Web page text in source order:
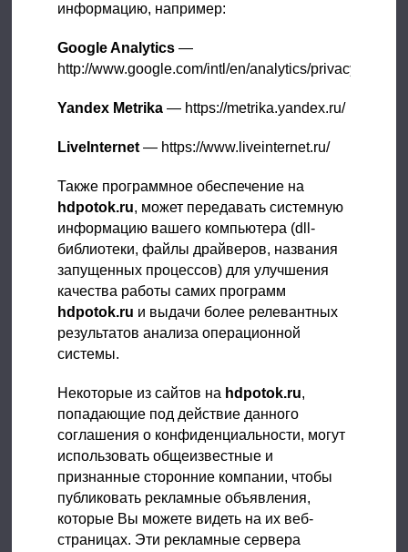
информацию, например:
Google Analytics —
http://www.google.com/intl/en/analytics/
Yandex Metrika — https://metrika.yandex.ru/
LiveInternet — https://www.liveinternet.ru/
Также программное обеспечение на
hdpotok.ru, может передавать системную
информацию вашего компьютера (dll-
библиотеки, файлы драйверов, названия
запущенных процессов) для улучшения
качества работы самих программ
hdpotok.ru и выдачи более релевантных
результатов анализа операционной
системы.
Некоторые из сайтов на hdpotok.ru,
попадающие под действие данного
соглашения о конфиденциальности, могут
использовать общеизвестные и
признанные сторонние компании, чтобы
публиковать рекламные объявления,
которые Вы можете видеть на их веб-
страницах. Эти рекламные сервера